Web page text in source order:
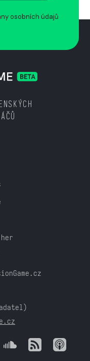
osobních údajů